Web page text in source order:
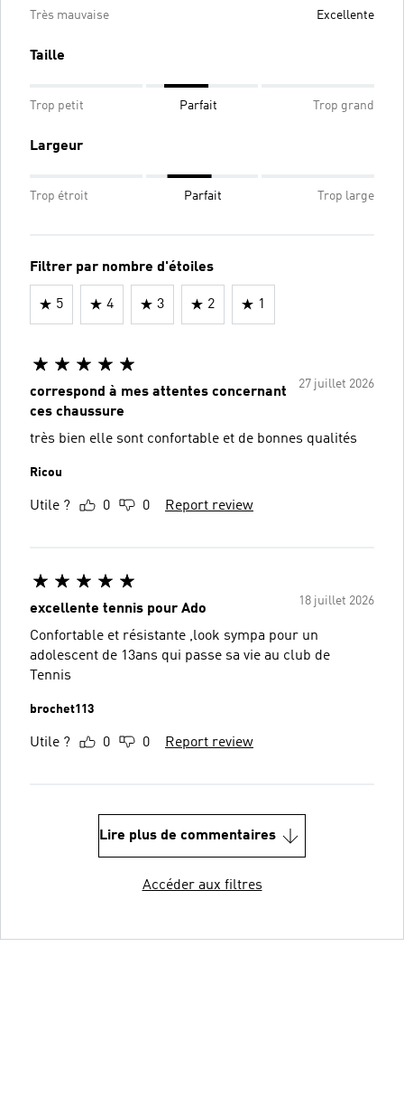
Très mauvaise Excellente
Taille
Trop petit Parfait Trop grand
Largeur
Trop étroit Parfait Trop large
Filtrer par nombre d'étoiles
5 4 3 2 1
27 juillet 2026
correspond à mes attentes concernant
ces chaussure
très bien elle sont confortable et de bonnes qualités
Ricou
Utile ? 0 0 Report review
18 juillet 2026
excellente tennis pour Ado
Confortable et résistante ,look sympa pour un
adolescent de 13ans qui passe sa vie au club de
Tennis
brochet113
Utile ? 0 0 Report review
Lire plus de commentaires
Accéder aux filtres